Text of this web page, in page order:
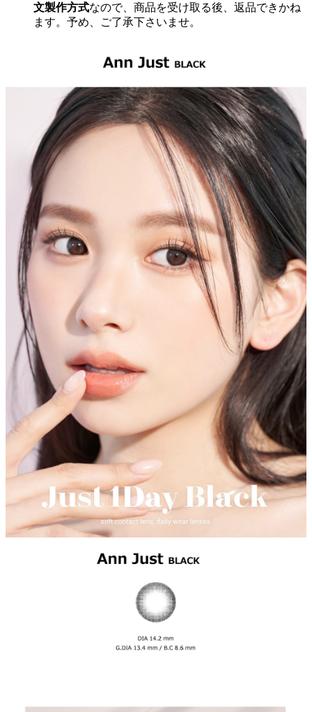
文製作方式なので、商品を受け取る後、返品できかね
ます。予め、ご了承下さいませ。